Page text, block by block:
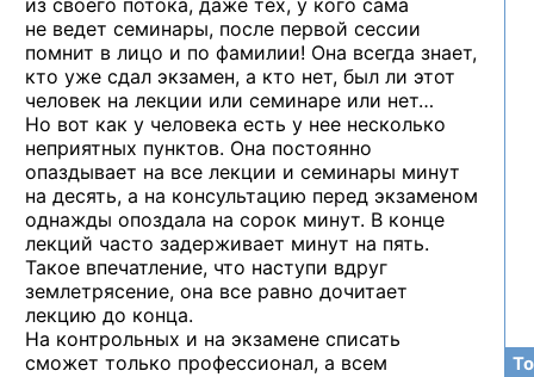
из своего потока, даже тех, у кого сама
не ведет семинары, после первой сессии
помнит в лицо и по фамилии! Она всегда знает,
кто уже сдал экзамен, а кто нет, был ли этот
человек на лекции или семинаре или нет…
Но вот как у человека есть у нее несколько
неприятных пунктов. Она постоянно
опаздывает на все лекции и семинары минут
на десять, а на консультацию перед экзаменом
однажды опоздала на сорок минут. В конце
лекций часто задерживает минут на пять.
Такое впечатление, что наступи вдруг
землетрясение, она все равно дочитает
лекцию до конца.
На контрольных и на экзамене списать
сможет только профессионал, а всем